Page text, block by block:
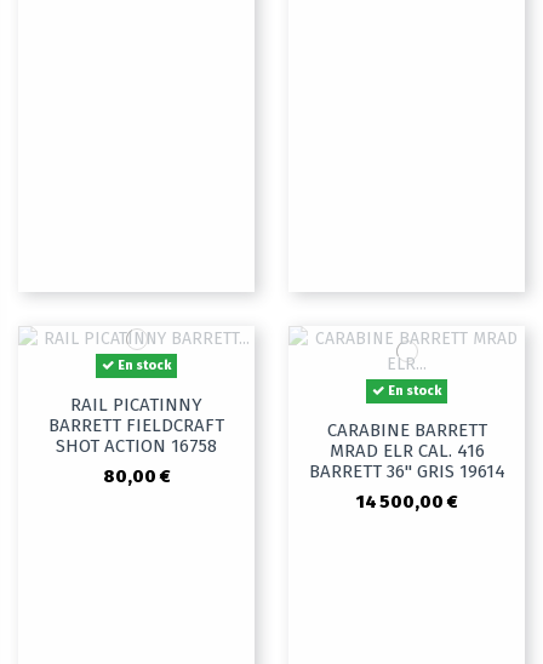
En stock
RAIL PICATINNY
BARRETT FIELDCRAFT
SHOT ACTION 16758
80,00 €
En stock
CARABINE BARRETT
MRAD ELR CAL. 416
BARRETT 36" GRIS 19614
14 500,00 €